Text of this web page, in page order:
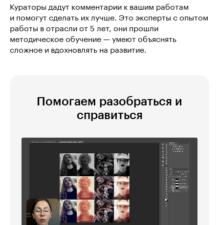
Кураторы дадут комментарии к вашим работам
и помогут сделать их лучше. Это эксперты с опытом
работы в отрасли от 5 лет, они прошли
методическое обучение — умеют объяснять
сложное и вдохновлять на развитие.
Помогаем разобраться и
справиться